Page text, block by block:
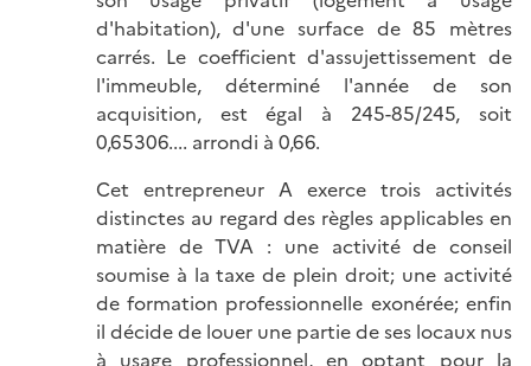
d'habitation), d'une surface de 85 mètres
carrés. Le coefficient d'assujettissement de
l'immeuble, déterminé l'année de son
acquisition, est égal à 245-85/245, soit
0,65306.... arrondi à 0,66.
Cet entrepreneur A exerce trois activités
distinctes au regard des règles applicables en
matière de TVA : une activité de conseil
soumise à la taxe de plein droit; une activité
de formation professionnelle exonérée; enfin
il décide de louer une partie de ses locaux nus
à usage professionnel, en optant pour la